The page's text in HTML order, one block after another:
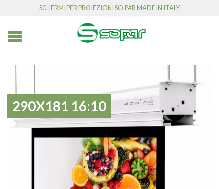
SCHERMI PER PROIEZIONI SO.PAR MADE IN ITALY
290X181 16:10